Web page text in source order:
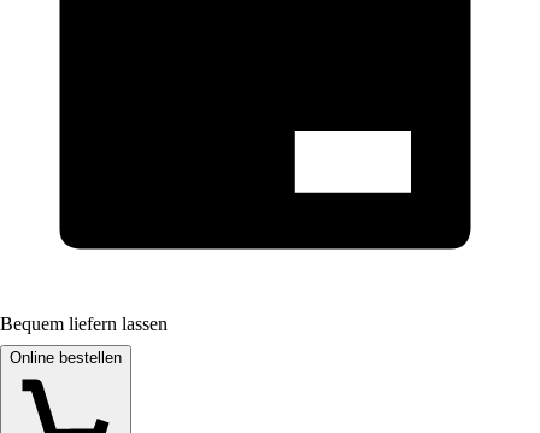
Bequem liefern lassen
Online bestellen